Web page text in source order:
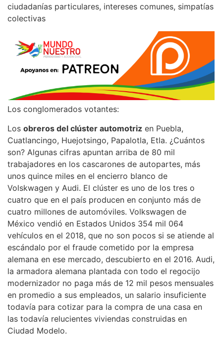
ciudadanías particulares, intereses comunes, simpatías
colectivas
Los conglomerados votantes:
Los obreros del clúster automotriz en Puebla,
Cuatlancingo, Huejotsingo, Papalotla, Etla. ¿Cuántos
son? Algunas cifras apuntan arriba de 80 mil
trabajadores en los cascarones de autopartes, más
unos quince miles en el encierro blanco de
Volskwagen y Audi. El clúster es uno de los tres o
cuatro que en el país producen en conjunto más de
cuatro millones de automóviles. Volkswagen de
México vendió en Estados Unidos 354 mil 064
vehículos en el 2018, que no son pocos si se atiende al
escándalo por el fraude cometido por la empresa
alemana en ese mercado, descubierto en el 2016. Audi,
la armadora alemana plantada con todo el regocijo
modernizador no paga más de 12 mil pesos mensuales
en promedio a sus empleados, un salario insuficiente
todavía para cotizar para la compra de una casa en
las todavía relucientes viviendas construidas en
Ciudad Modelo.